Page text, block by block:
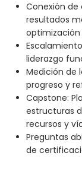
Conexión
resultados
liderazgo
Medición de
progreso y
Capstone:
estructuras
recursos y
Preguntas
de